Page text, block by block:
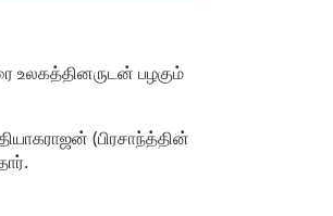
உலகத்தினருடன் பழகும்
(பிரசாந்த்தின்